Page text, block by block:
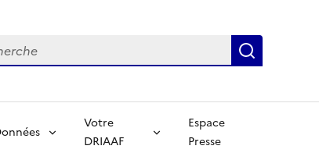
Votre
DRIAAF
Espace
Presse